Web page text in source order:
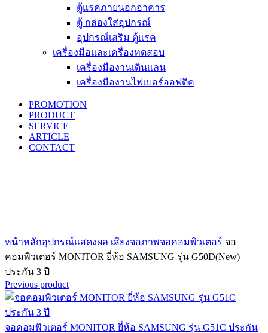
ตู้แรคภายนอกอาคาร
ตู้ กล่องใส่อุปกรณ์
อุปกรณ์เสริม ตู้แรค
เครื่องมือและเครื่องทดสอบ
เครื่องมืองานเดินแลน
เครื่องมืองานไฟเบอร์ออฟติค
PROMOTION
PRODUCT
SERVICE
ARTICLE
CONTACT
หน้าหลักอุปกรณ์แสดงผล เสียงจอภาพจอคอมพิวเตอร์ จอ
คอมพิวเตอร์ MONITOR ยี่ห้อ SAMSUNG รุ่น G50D(New)
ประกัน 3 ปี
Previous product
จอคอมพิวเตอร์ MONITOR ยี่ห้อ SAMSUNG รุ่น G51C ประกัน